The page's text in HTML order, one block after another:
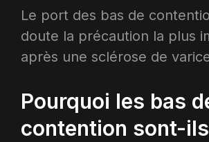
Le port des bas de
doute la précaution la plus
après une sclérose de
Pourquoi les bas
contention sont-ils